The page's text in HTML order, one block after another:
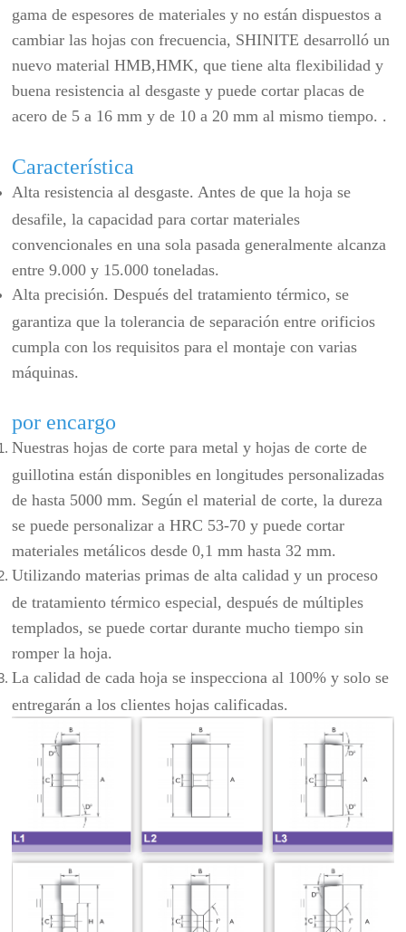
gama de espesores de materiales y no están dispuestos a
cambiar las hojas con frecuencia, SHINITE desarrolló un
nuevo material HMB,HMK, que tiene alta flexibilidad y
buena resistencia al desgaste y puede cortar placas de
acero de 5 a 16 mm y de 10 a 20 mm al mismo tiempo. .
Característica
Alta resistencia al desgaste. Antes de que la hoja se
desafile, la capacidad para cortar materiales
convencionales en una sola pasada generalmente alcanza
entre 9.000 y 15.000 toneladas.
Alta precisión. Después del tratamiento térmico, se
garantiza que la tolerancia de separación entre orificios
cumpla con los requisitos para el montaje con varias
máquinas.
por encargo
Nuestras hojas de corte para metal y hojas de corte de
guillotina están disponibles en longitudes personalizadas
de hasta 5000 mm. Según el material de corte, la dureza
se puede personalizar a HRC 53-70 y puede cortar
materiales metálicos desde 0,1 mm hasta 32 mm.
Utilizando materias primas de alta calidad y un proceso
de tratamiento térmico especial, después de múltiples
templados, se puede cortar durante mucho tiempo sin
romper la hoja.
La calidad de cada hoja se inspecciona al 100% y solo se
entregarán a los clientes hojas calificadas.